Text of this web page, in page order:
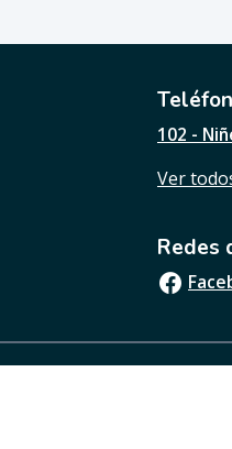
t
l
s
a
g
i
n
?
102 -
Ver
Redes